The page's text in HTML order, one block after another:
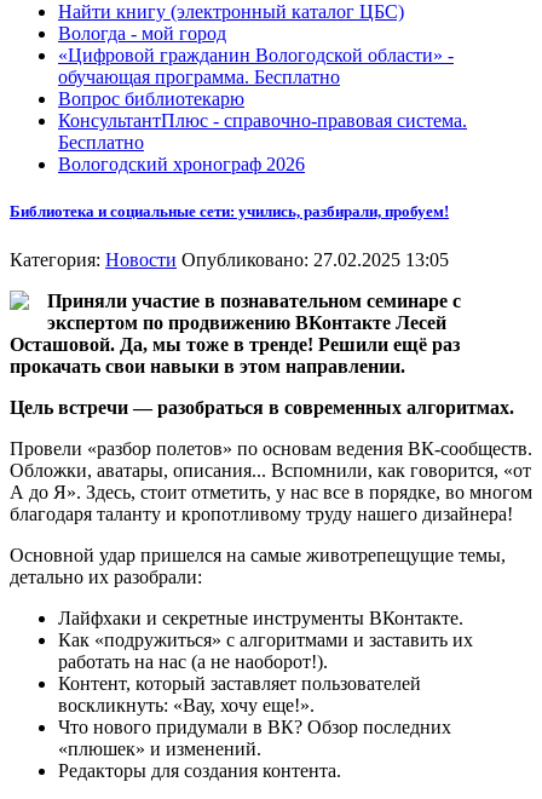
Найти книгу (электронный каталог ЦБС)
Вологда - мой город
«Цифровой гражданин Вологодской области» -
обучающая программа. Бесплатно
Вопрос библиотекарю
КонсультантПлюс - справочно-правовая система.
Бесплатно
Вологодский хронограф 2026
Библиотека и социальные сети: учились, разбирали, пробуем!
Категория: Новости Опубликовано: 27.02.2025 13:05
Приняли участие в познавательном семинаре с
экспертом по продвижению ВКонтакте Лесей
Осташовой. Да, мы тоже в тренде! Решили ещё раз
прокачать свои навыки в этом направлении.
Цель встречи — разобраться в современных алгоритмах.
Провели «разбор полетов» по основам ведения ВК-сообществ.
Обложки, аватары, описания... Вспомнили, как говорится, «от
А до Я». Здесь, стоит отметить, у нас все в порядке, во многом
благодаря таланту и кропотливому труду нашего дизайнера!
Основной удар пришелся на самые животрепещущие темы,
детально их разобрали:
Лайфхаки и секретные инструменты ВКонтакте.
Как «подружиться» с алгоритмами и заставить их
работать на нас (а не наоборот!).
Контент, который заставляет пользователей
воскликнуть: «Вау, хочу еще!».
Что нового придумали в ВК? Обзор последних
«плюшек» и изменений.
Редакторы для создания контента.